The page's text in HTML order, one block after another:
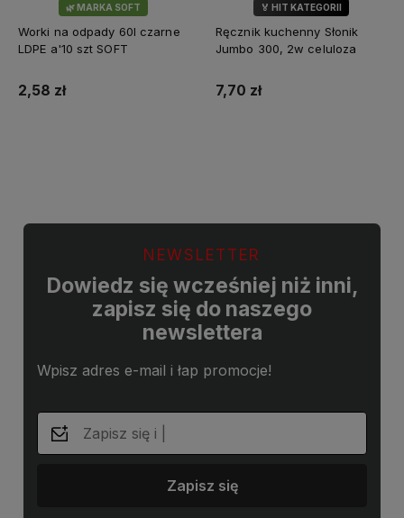
🌿 MARKA SOFT
Worki na odpady 60l czarne
LDPE a'10 szt SOFT
2,58 zł
🏅 HIT KATEGORII
💎 WYBÓR KLIENTÓW
Ręcznik kuchenny Słonik
Jumbo 300, 2w celuloza
7,70 zł
NEWSLETTER
Dowiedz się wcześniej niż inni,
zapisz się do naszego
newslettera
Wpisz adres e-mail i łap promocje!
Zapisz się